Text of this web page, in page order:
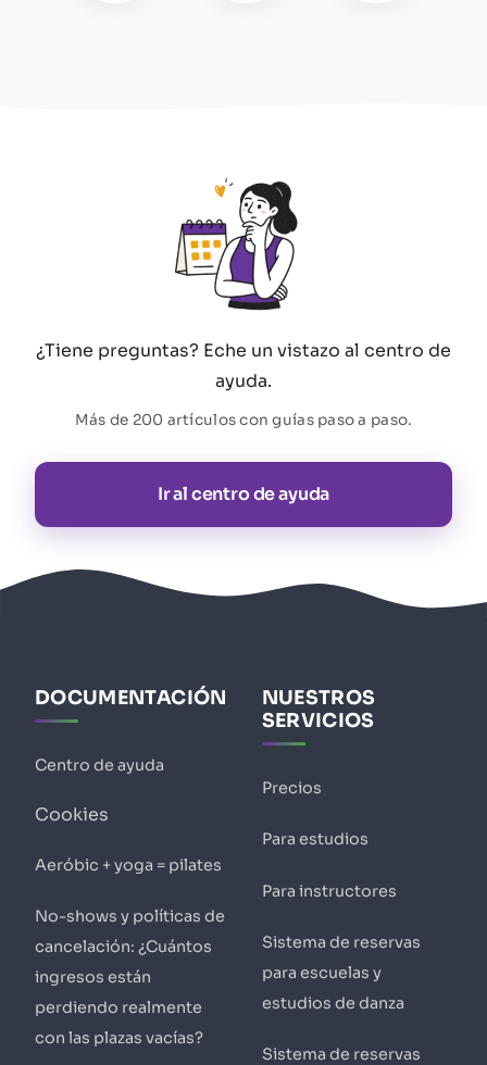
¿Tiene preguntas? Eche un vistazo al centro de
ayuda.
Más de 200 artículos con guías paso a paso.
Ir al centro de ayuda
DOCUMENTACIÓN
Centro de ayuda
Cookies
Aeróbic + yoga = pilates
No-shows y políticas de
cancelación: ¿Cuántos
ingresos están
perdiendo realmente
con las plazas vacías?
NUESTROS
SERVICIOS
Precios
Para estudios
Para instructores
Sistema de reservas
para escuelas y
estudios de danza
Sistema de reservas